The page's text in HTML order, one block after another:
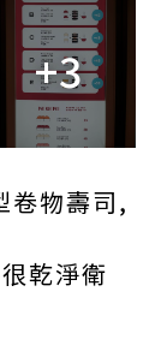
+3
物壽司,
乾淨衛